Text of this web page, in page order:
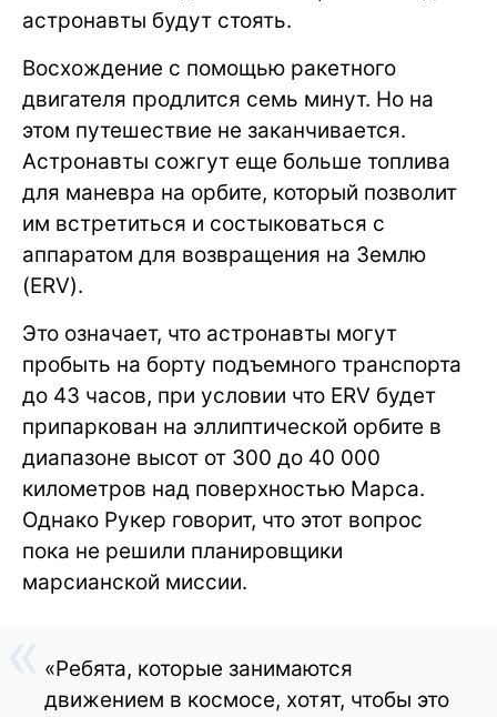
астронавты будут стоять.
Восхождение с помощью ракетного
двигателя продлится семь минут. Но на
этом путешествие не заканчивается.
Астронавты сожгут еще больше топлива
для маневра на орбите, который позволит
им встретиться и состыковаться с
аппаратом для возвращения на Землю
(ERV).
Это означает, что астронавты могут
пробыть на борту подъемного транспорта
до 43 часов, при условии что ERV будет
припаркован на эллиптической орбите в
диапазоне высот от 300 до 40 000
километров над поверхностью Марса.
Однако Рукер говорит, что этот вопрос
пока не решили планировщики
марсианской миссии.
«Ребята, которые занимаются
движением в космосе, хотят, чтобы это